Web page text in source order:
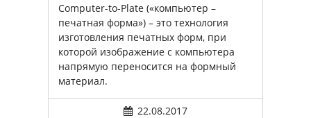
Computer-to-Plate («компьютер –
печатная форма») – это технология
изготовления печатных форм, при
которой изображение с компьютера
напрямую переносится на формный
материал.
22.08.2017